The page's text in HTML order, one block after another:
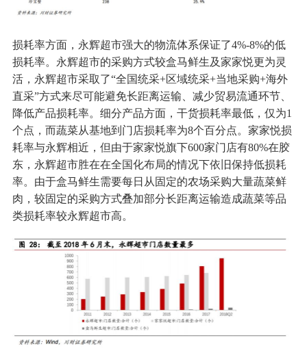
损耗率方面，永辉超市强大的物流体系保证了4%-8%的低
损耗率。永辉超市的采购方式较盒马鲜生及家家悦更为灵
活，永辉超市采取了“全国统采+区域统采+当地采购+海外
直采”方式来尽可能避免长距离运输、减少贸易流通环节、
降低产品损耗率。细分产品方面，干货损耗率最低，仅为1
个点，而蔬菜从基地到门店损耗率为8个百分点。家家悦损
耗率与永辉相近，但由于家家悦旗下600家门店有80%在胶
东，永辉超市胜在在全国化布局的情况下依旧保持低损耗
率。由于盒马鲜生需要每日从固定的农场采购大量蔬菜鲜
肉，较固定的采购方式叠加部分长距离运输造成蔬菜等品
类损耗率较永辉超市高。